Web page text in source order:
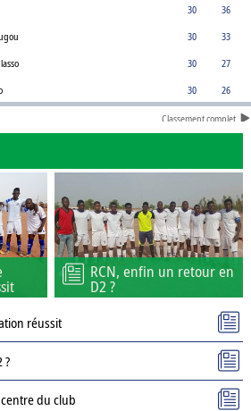
30
36
30
33
30
27
30 26
Classement complet
RCN, enfin un retour en
D2 ?
réussit
?
centre du club